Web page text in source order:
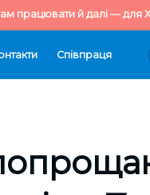
працювати й далі — для
Cпівпраця